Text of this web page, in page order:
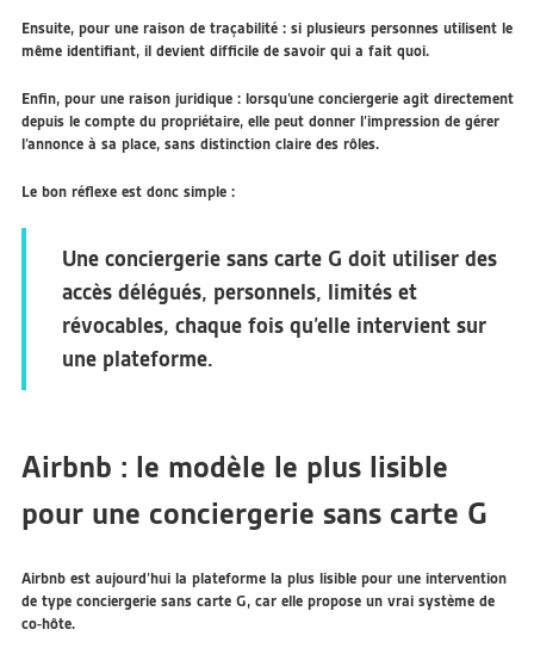
Ensuite, pour une raison de traçabilité : si plusieurs personnes utilisent le
même identifiant, il devient difficile de savoir qui a fait quoi.
Enfin, pour une raison juridique : lorsqu’une conciergerie agit directement
depuis le compte du propriétaire, elle peut donner l’impression de gérer
l’annonce à sa place, sans distinction claire des rôles.
Le bon réflexe est donc simple :
Une conciergerie sans carte G doit utiliser des
accès délégués, personnels, limités et
révocables, chaque fois qu’elle intervient sur
une plateforme.
Airbnb : le modèle le plus lisible
pour une conciergerie sans carte G
Airbnb est aujourd’hui la plateforme la plus lisible pour une intervention
de type conciergerie sans carte G, car elle propose un vrai système de
co-hôte.